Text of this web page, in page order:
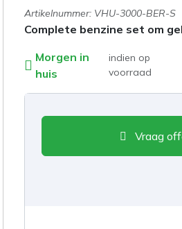
Artikelnummer: VHU-3000-BER-S
Complete benzine set om
Morgen in
huis
indien op
voorraad
Vraag